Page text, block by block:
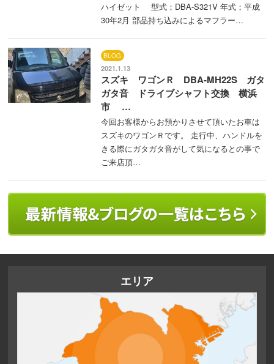
ハイゼット 型式；DBA-S321V 年式；平成
30年2月 部品持ち込みによるマフラー…
BLOG
2021.1.13
スズキ ワゴンＲ DBA-MH22S ガタ
ガタ音 ドライブシャフト交換 横浜
市 …
今回お客様からお預かりさせて頂いたお車は
スズキのワゴンＲです。 走行中、ハンドルを
きる際にガタガタ音がして気になるとの事で
ご来店頂…
エリア